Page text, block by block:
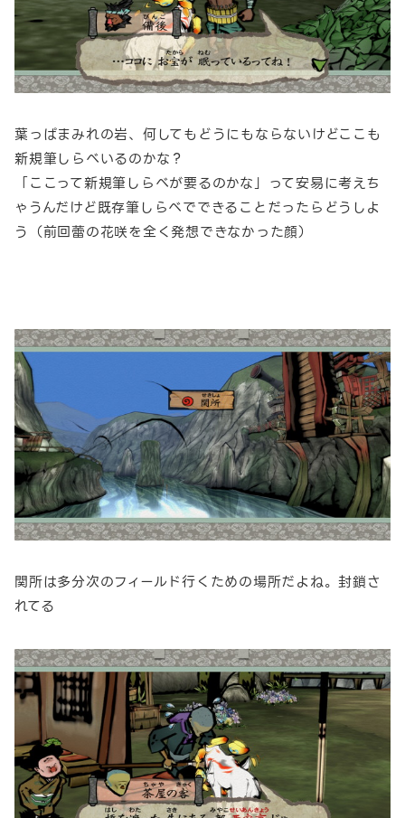
葉っぱまみれの岩、何してもどうにもならないけどここも
新規筆しらべいるのかな？
「ここって新規筆しらべが要るのかな」って安易に考えち
ゃうんだけど既存筆しらべでできることだったらどうしよ
う（前回蕾の花咲を全く発想できなかった顔）
関所は多分次のフィールド行くための場所だよね。封鎖さ
れてる